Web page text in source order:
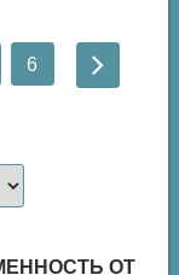
6
ОТ